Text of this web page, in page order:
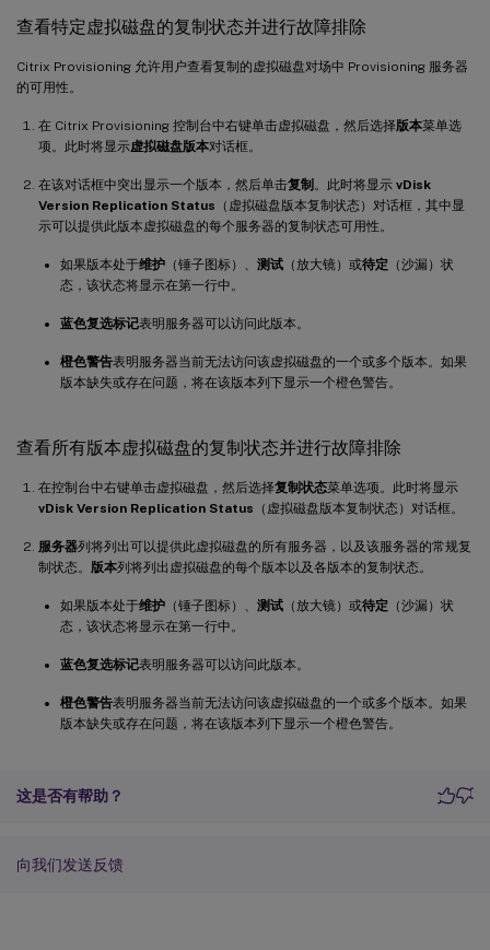
查看特定虚拟磁盘的复制状态并进行故障排除
Citrix Provisioning 允许用户查看复制的虚拟磁盘对场中 Provisioning 服务器
的可用性。
在 Citrix Provisioning 控制台中右键单击虚拟磁盘，然后选择版本菜单选
项。此时将显示虚拟磁盘版本对话框。
在该对话框中突出显示一个版本，然后单击复制 。此时将显示 vDisk
Version Replication Status （虚拟磁盘版本复制状态）对话框，其中显
示可以提供此版本虚拟磁盘的每个服务器的复制状态可用性。
如果版本处于维护 （锤子图标）、 测试 （放大镜）或待定 （沙漏）状
态，该状态将显示在第一行中。
蓝色复选标记表明服务器可以访问此版本。
橙色警告表明服务器当前无法访问该虚拟磁盘的一个或多个版本。如果
版本缺失或存在问题，将在该版本列下显示一个橙色警告。
查看所有版本虚拟磁盘的复制状态并进行故障排除
在控制台中右键单击虚拟磁盘，然后选择复制状态菜单选项。此时将显示
vDisk Version Replication Status （虚拟磁盘版本复制状态）对话框。
服务器列将列出可以提供此虚拟磁盘的所有服务器，以及该服务器的常规复
制状态。 版本列将列出虚拟磁盘的每个版本以及各版本的复制状态。
如果版本处于维护 （锤子图标）、 测试 （放大镜）或待定 （沙漏）状
态，该状态将显示在第一行中。
蓝色复选标记表明服务器可以访问此版本。
橙色警告表明服务器当前无法访问该虚拟磁盘的一个或多个版本。如果
版本缺失或存在问题，将在该版本列下显示一个橙色警告。
这是否有帮助？
向我们发送反馈